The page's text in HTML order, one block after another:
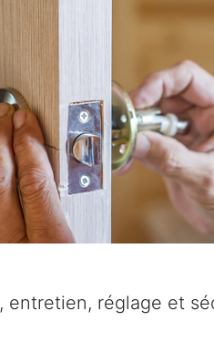
entretien, réglage et